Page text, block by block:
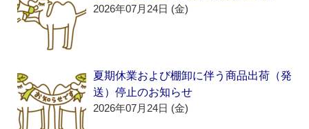
2026年07月24日 (金)
夏期休業および棚卸に伴う商品出荷（発
送）停止のお知らせ
2026年07月24日 (金)